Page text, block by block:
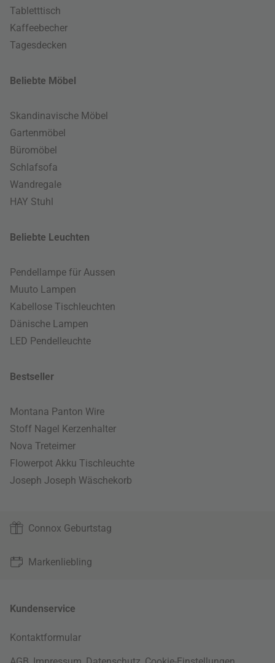
Tabletttisch
Kaffeebecher
Tagesdecken
Beliebte Möbel
Skandinavische Möbel
Gartenmöbel
Büromöbel
Schlafsofa
Wandregale
HAY Stuhl
Beliebte Leuchten
Pendellampe für Aussen
Muuto Lampen
Kabellose Tischleuchten
Dänische Lampen
LED Pendelleuchte
Bestseller
Montana Panton Wire
Stoff Nagel Kerzenhalter
Nova Treteimer
Flowerpot Akku Tischleuchte
Joseph Joseph Wäschekorb
Connox Geburtstag
Markenliebling
Kundenservice
Kontaktformular